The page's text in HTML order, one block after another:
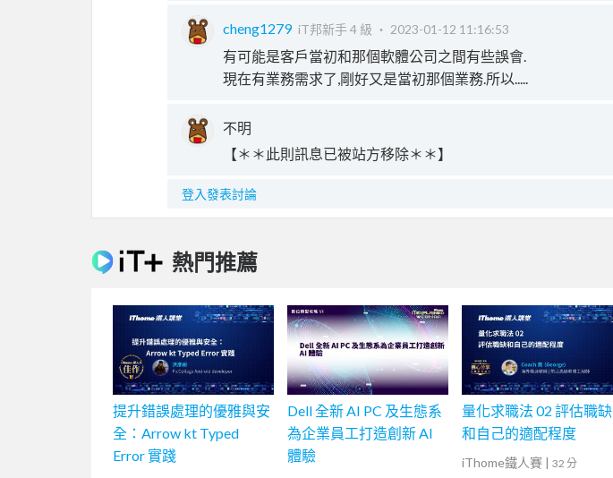
cheng1279 iT邦新手 4 級 ‧ 2023-01-12 11:16:53
有可能是客戶當初和那個軟體公司之間有些誤會.
現在有業務需求了,剛好又是當初那個業務.所以.....
不明
【＊＊此則訊息已被站方移除＊＊】
登入發表討論
熱門推薦
提升錯誤處理的優雅與安
全：Arrow kt Typed
Error 實踐
Dell 全新 AI PC 及生態系
為企業員工打造創新 AI
體驗
量化求職法 02 評估職缺
和自己的適配程度
iThome鐵人賽 | 32 分